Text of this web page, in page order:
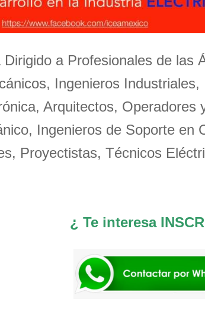
Dirigido a Profesionales de las
Ingenieros
Arquitectos, Operadores
Ingenieros de Soporte en
Proyectistas, Técnicos
¿ Te interesa